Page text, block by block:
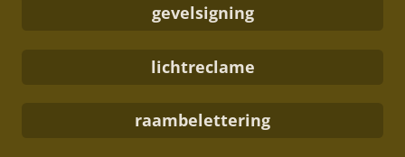
gevelsigning
lichtreclame
raambelettering